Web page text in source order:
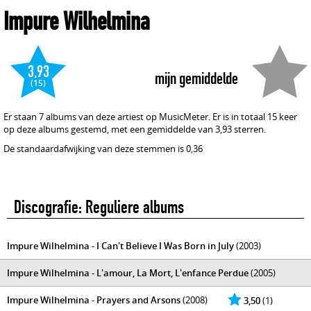
Impure Wilhelmina
mijn gemiddelde
3,93
(15)
Er staan 7 albums van deze artiest op MusicMeter. Er is in totaal 15 keer
op deze albums gestemd, met een gemiddelde van 3,93 sterren.
De standaardafwijking van deze stemmen is 0,36
Discografie: Reguliere albums
Impure Wilhelmina - I Can't Believe I Was Born in July(2003)
Impure Wilhelmina - L'amour, La Mort, L'enfance Perdue(2005)
3,50(1)
Impure Wilhelmina - Prayers and Arsons(2008)